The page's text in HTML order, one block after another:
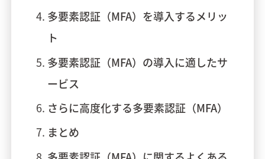
多要素認証（MFA）を導入するメリッ
ト
多要素認証（MFA）の導入に適したサ
ービス
さらに高度化する多要素認証（MFA）
まとめ